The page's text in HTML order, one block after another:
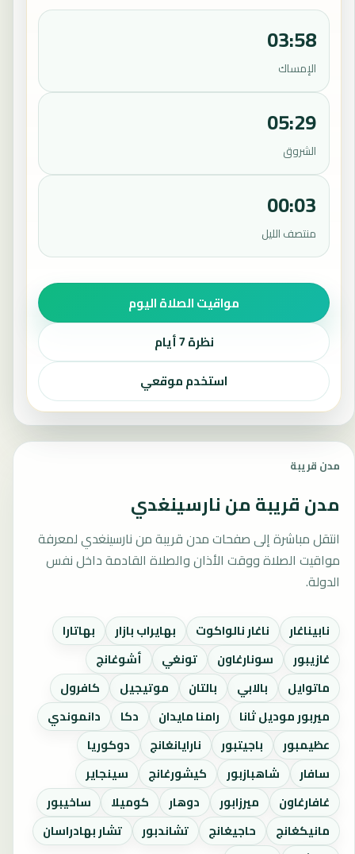
03:58
الإمساك
05:29
الشروق
00:03
منتصف الليل
مواقيت الصلاة اليوم
نظرة 7 أيام
استخدم موقعي
مدن قريبة
مدن قريبة من نارسينغدي
انتقل مباشرة إلى صفحات مدن قريبة من نارسينغدي لمعرفة
مواقيت الصلاة ووقت الأذان والصلاة القادمة داخل نفس
الدولة.
نابيناغار ناغار نالواكوت بهايراب بازار
بهاتارا
غازيبور
سونارغاون تونغي
أشوغانج
ماتوايل
بالابي بالتان موتيجيل
كافرول
ميربور موديل ثانا
رامنا مايدان دكا
دانموندي
عظيمبور
باجيتبور نارايانغانج
دوكوريا
سافار
شاهبازبور كيشورغانج
سينجاير
غافارغاون
ميرزابور دوهار كوميلا
ساخيبور
مانيكغانج
حاجيغانج تشاندبور
تشار بهادراسان